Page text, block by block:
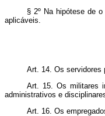
§ 2º Na hipótese de
aplicáveis.
Art. 14. Os servidores
Art. 15. Os militares
administrativos e
Art. 16. Os